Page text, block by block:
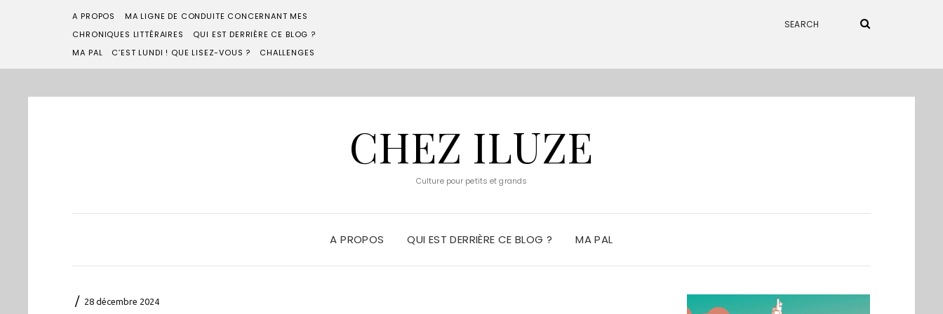
A PROPOS
MA LIGNE DE CONDUITE CONCERNANT MES
CHRONIQUES LITTÉRAIRES
QUI EST DERRIÈRE CE BLOG ?
MA PAL
C’EST LUNDI ! QUE LISEZ-VOUS ? CHALLENGES
CHEZ ILUZE
Culture pour petits et grands
A PROPOS QUI EST DERRIÈRE CE BLOG ? MA PAL
/ 28 décembre 2024